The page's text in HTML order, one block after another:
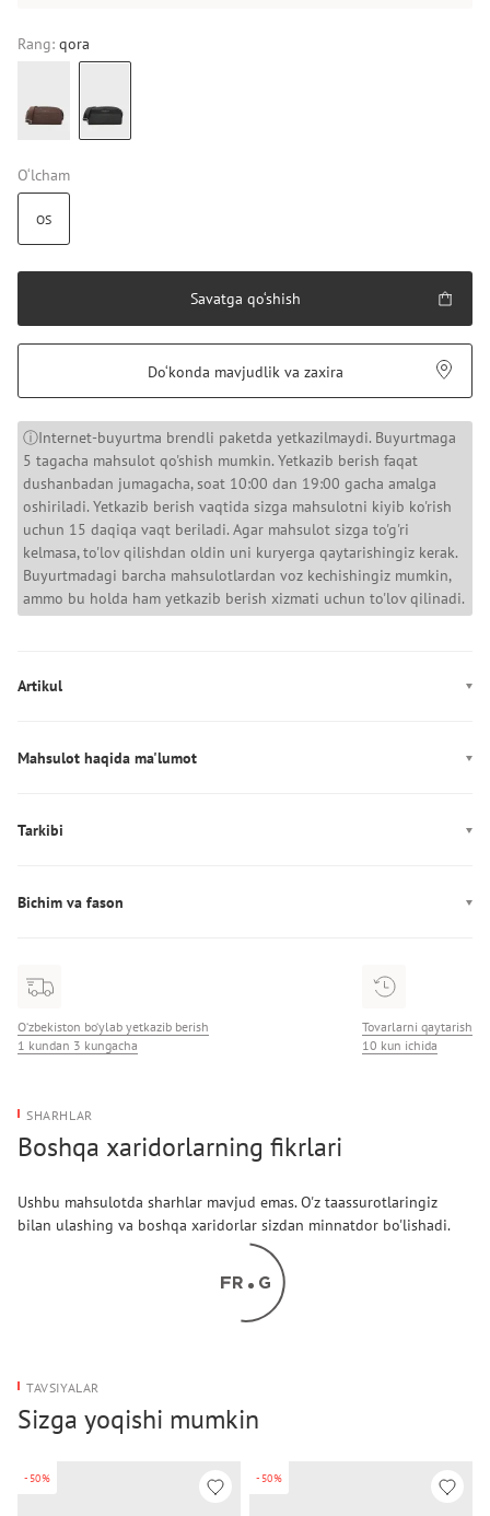
Rang: qora
O‘lcham
OS
Savatga qo‘shish
Do‘konda mavjudlik va zaxira
ⓘInternet-buyurtma brendli paketda yetkazilmaydi. Buyurtmaga
5 tagacha mahsulot qo'shish mumkin. Yetkazib berish faqat
dushanbadan jumagacha, soat 10:00 dan 19:00 gacha amalga
oshiriladi. Yetkazib berish vaqtida sizga mahsulotni kiyib ko'rish
uchun 15 daqiqa vaqt beriladi. Agar mahsulot sizga to'g'ri
kelmasa, to'lov qilishdan oldin uni kuryerga qaytarishingiz kerak.
Buyurtmadagi barcha mahsulotlardan voz kechishingiz mumkin,
ammo bu holda ham yetkazib berish xizmati uchun to'lov qilinadi.
Artikul
Mahsulot haqida ma'lumot
Mahkamlagich: Zamok
Qo'shimcha: 50 sm balandlikdagi bitta olinmaydigan sozlanadigan
Tarkibi
Bichim va fason
O‘zbekiston bo‘ylab yetkazib berish
1 kundan 3 kungacha
Tovarlarni qaytarish
10 kun ichida
SHARHLAR
Boshqa xaridorlarning fikrlari
Ushbu mahsulotda sharhlar mavjud emas. O'z taassurotlaringiz
bilan ulashing va boshqa xaridorlar sizdan minnatdor bo'lishadi.
TAVSIYALAR
Sizga yoqishi mumkin
-50% -50%